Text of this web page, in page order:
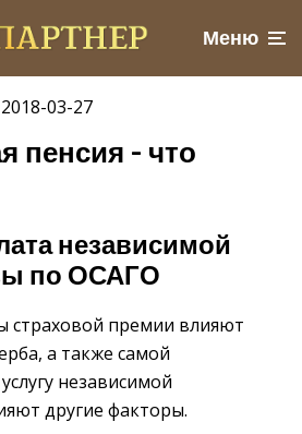
Меню
03-27
пенсия – что
независимой
по ОСАГО
страховой премии влияют
а также самой
независимой
другие факторы.